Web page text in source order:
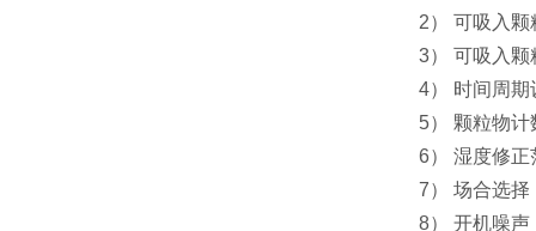
2） 可吸入
3） 可吸入
4） 时间周
5） 颗粒物
6） 湿度修
7） 场合选
8） 开机噪